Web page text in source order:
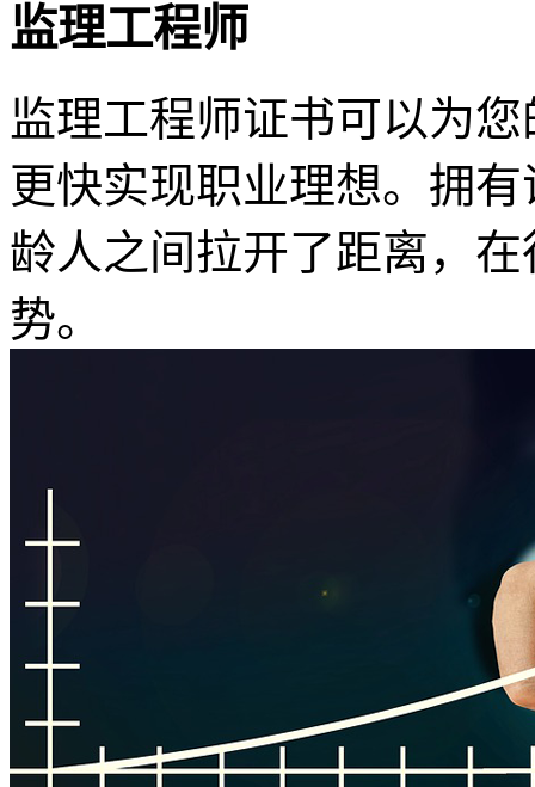
监理工程师
监理工程师证书可以为
更快实现职业理想。拥
龄人之间拉开了距离，
势。